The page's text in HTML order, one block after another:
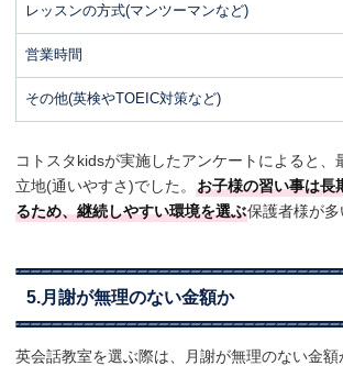
レッスンの方式(マンツーマンなど)
営業時間
その他(英検やTOEIC対策など)
コトスタkidsが実施したアンケートによると、
立地(通いやすさ)でした。 お子様の習い事は長
るため、継続しやすい環境を選ぶ保護者様が多
5.月謝が無理のない金額か
英会話教室を選ぶ際は、月謝が無理のない金